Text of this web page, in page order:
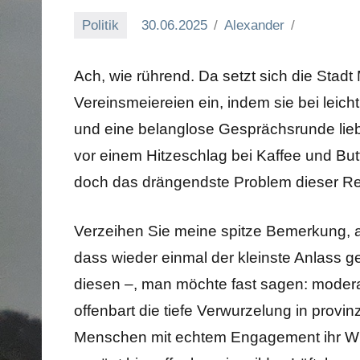
Politik 30.06.2025 Alexander
Ach, wie rührend. Da setzt sich die
Vereinsmeiereien ein, indem sie bei
und eine belanglose Gesprächsrunde
vor einem Hitzeschlag bei Kaffee und
doch das drängendste Problem dieser
Verzeihen Sie meine spitze
dass wieder einmal der kleinste Anlass
diesen –, man möchte fast sagen:
offenbart die tiefe Verwurzelung in
Menschen mit echtem Engagement ihr